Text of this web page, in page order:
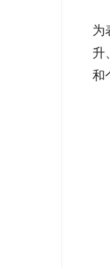
为
升
和